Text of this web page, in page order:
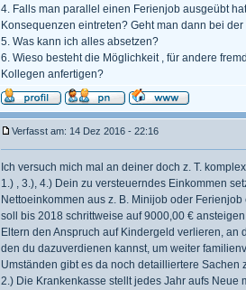
4. Falls man parallel einen Ferienjob ausgeübt
Konsequenzen eintreten? Geht man dann bei
5. Was kann ich alles absetzen?
6. Wieso besteht die Möglichkeit , für andere
Kollegen anfertigen?
Verfasst am: 14 Dez 2016 - 22:16
Ich versuch mich mal an deiner doch z. T.
1.) , 3.), 4.) Dein zu versteuerndes Einkommen
Nettoeinkommen aus z. B. Minijob oder
soll bis 2018 schrittweise auf 9000,00 €
Eltern den Anspruch auf Kindergeld verlieren,
den du dazuverdienen kannst, um weiter
Umständen gibt es da noch detailliertere
2.) Die Krankenkasse stellt jedes Jahr aufs